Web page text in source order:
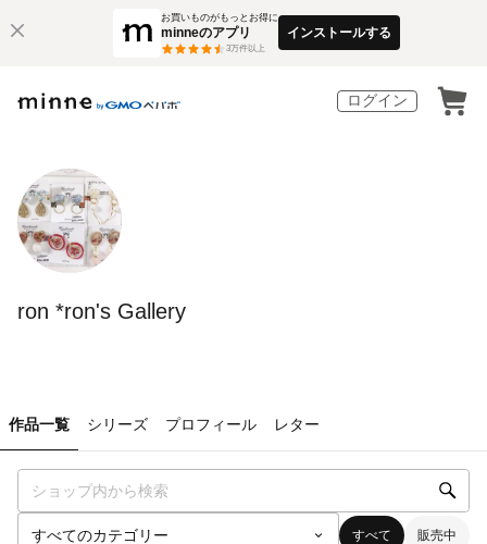
お買いものがもっとお得に
minneのアプリ
3万件以上
インストールする
ログイン
ron *ron's Gallery
作品一覧 シリーズ プロフィール レター
すべて 販売中